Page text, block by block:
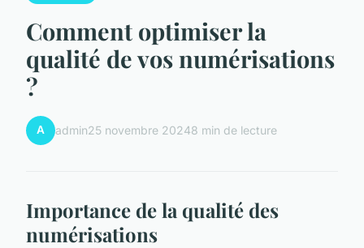
Comment optimiser la
qualité de vos numérisations
?
A admin25 novembre 20248 min de lecture
Importance de la qualité des
numérisations